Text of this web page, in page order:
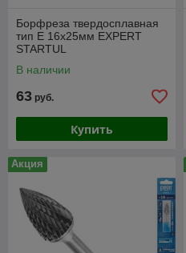
Борфреза твердосплавная
тип E 16x25мм EXPERT
STARTUL
В наличии
63 руб.
Купить
Акция